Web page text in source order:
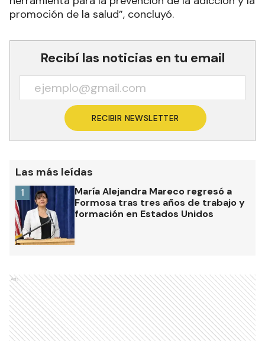
promoción de la salud”, concluyó.
Recibí las noticias en tu email
RECIBIR NEWSLETTER
Las más leídas
María Alejandra Mareco regresó a
Formosa tras tres años de trabajo y
formación en Estados Unidos
1
Ads